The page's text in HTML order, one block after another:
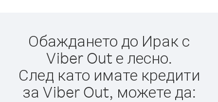
Обаждането до Ирак с
Viber Out е лесно.
След като имате кредити
за Viber Out, можете да: